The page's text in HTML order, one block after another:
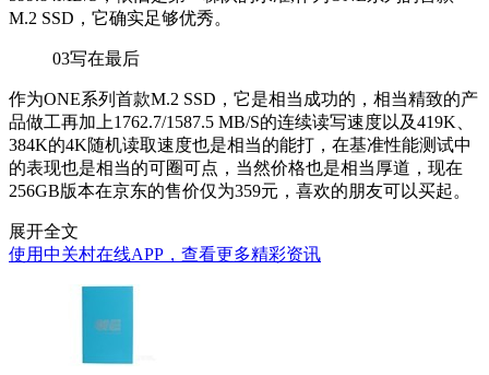
M.2 SSD，它确实足够优秀。
03写在最后
作为ONE系列首款M.2 SSD，它是相当成功的，相当精致的产
品做工再加上1762.7/1587.5 MB/S的连续读写速度以及419K、
384K的4K随机读取速度也是相当的能打，在基准性能测试中
的表现也是相当的可圈可点，当然价格也是相当厚道，现在
256GB版本在京东的售价仅为359元，喜欢的朋友可以买起。
展开全文
使用中关村在线APP，查看更多精彩资讯